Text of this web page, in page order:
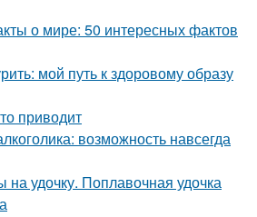
о мире: 50 интересных фактов
мой путь к здоровому образу
приводит
возможность навсегда
на удочку. Поплавочная удочка